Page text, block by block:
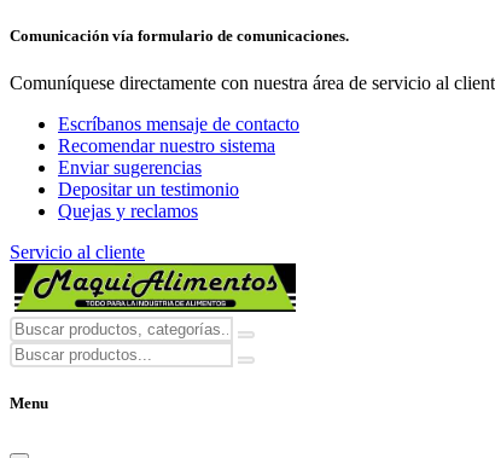
Comunicación vía formulario de comunicaciones.
Comuníquese directamente con nuestra área de servicio al
Escríbanos mensaje de contacto
Recomendar nuestro sistema
Enviar sugerencias
Depositar un testimonio
Quejas y reclamos
Servicio al cliente
Menu